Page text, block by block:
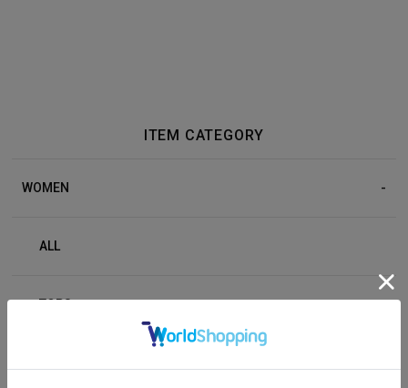
ITEM CATEGORY
WOMEN
ALL
TOPS +